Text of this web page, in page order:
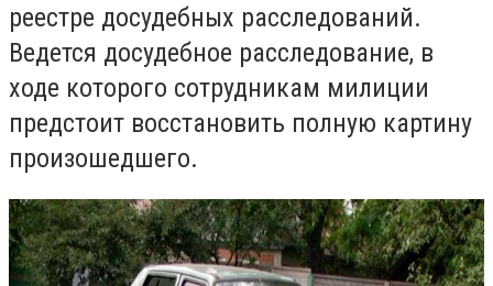
реестре досудебных расследований.
Ведется досудебное расследование, в
ходе которого сотрудникам милиции
предстоит восстановить полную картину
произошедшего.